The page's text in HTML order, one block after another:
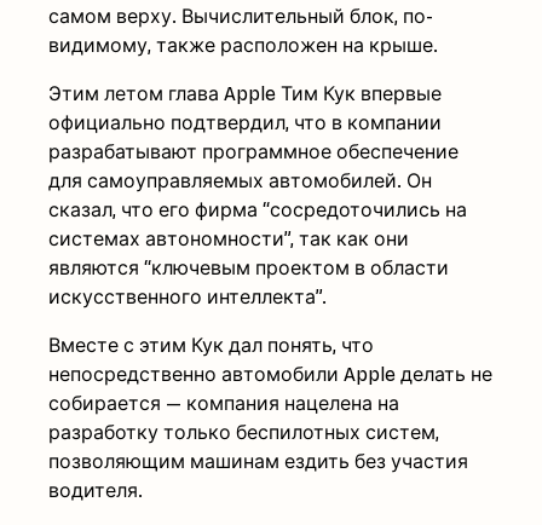
самом верху. Вычислительный блок, по-
видимому, также расположен на крыше.
Этим летом глава Apple Тим Кук впервые
официально подтвердил, что в компании
разрабатывают программное обеспечение
для самоуправляемых автомобилей. Он
сказал, что его фирма “сосредоточились на
системах автономности”, так как они
являются “ключевым проектом в области
искусственного интеллекта”.
Вместе с этим Кук дал понять, что
непосредственно автомобили Apple делать не
собирается — компания нацелена на
разработку только беспилотных систем,
позволяющим машинам ездить без участия
водителя.